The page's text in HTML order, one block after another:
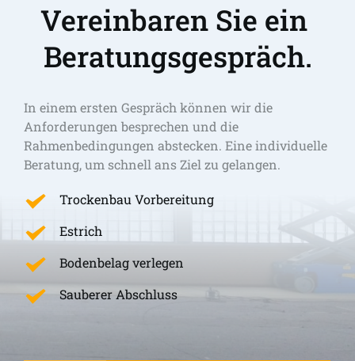
Vereinbaren Sie ein
Beratungsgespräch.
In einem ersten Gespräch können wir die
Anforderungen besprechen und die
Rahmenbedingungen abstecken. Eine individuelle
Beratung, um schnell ans Ziel zu gelangen.
Trockenbau Vorbereitung
Estrich
Bodenbelag verlegen
Sauberer Abschluss